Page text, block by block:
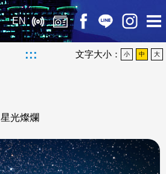
EN
::: 文字大小： 小 中 大
星光燦爛